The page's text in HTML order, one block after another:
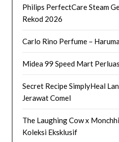
Philips PerfectCare Steam
Rekod 2026
Carlo Rino Perfume –
Midea 99 Speed Mart
Secret Recipe SimplyHeal
Jerawat Comel
The Laughing Cow x
Koleksi Eksklusif